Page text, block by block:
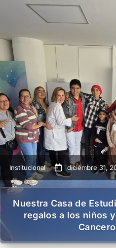
Institucional diciembre 31,
Nuestra Casa de
regalos a los niños